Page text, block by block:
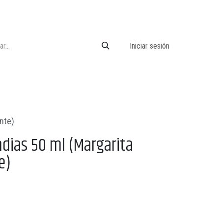
Iniciar sesión
50 ml (Margarita